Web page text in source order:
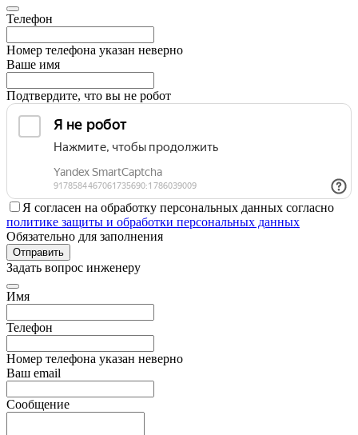
Телефон
Номер телефона указан неверно
Ваше имя
Подтвердите, что вы не робот
Я согласен на обработку персональных данных согласно
политике защиты и обработки персональных данных
Обязательно для заполнения
Отправить
Задать вопрос инженеру
Имя
Телефон
Номер телефона указан неверно
Ваш email
Сообщение